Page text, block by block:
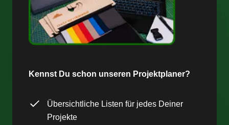
Kennst Du schon unseren Projektplaner?
Übersichtliche Listen für jedes Deiner
Projekte